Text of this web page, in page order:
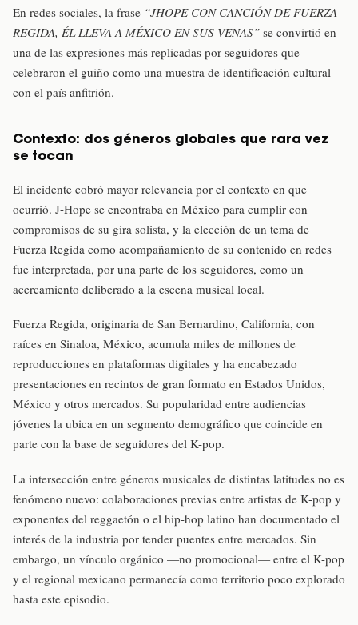
En redes sociales, la frase “JHOPE CON CANCIÓN DE FUERZA
REGIDA, ÉL LLEVA A MÉXICO EN SUS VENAS” se convirtió en
una de las expresiones más replicadas por seguidores que
celebraron el guiño como una muestra de identificación cultural
con el país anfitrión.
Contexto: dos géneros globales que rara vez
se tocan
El incidente cobró mayor relevancia por el contexto en que
ocurrió. J-Hope se encontraba en México para cumplir con
compromisos de su gira solista, y la elección de un tema de
Fuerza Regida como acompañamiento de su contenido en redes
fue interpretada, por una parte de los seguidores, como un
acercamiento deliberado a la escena musical local.
Fuerza Regida, originaria de San Bernardino, California, con
raíces en Sinaloa, México, acumula miles de millones de
reproducciones en plataformas digitales y ha encabezado
presentaciones en recintos de gran formato en Estados Unidos,
México y otros mercados. Su popularidad entre audiencias
jóvenes la ubica en un segmento demográfico que coincide en
parte con la base de seguidores del K-pop.
La intersección entre géneros musicales de distintas latitudes no es
fenómeno nuevo: colaboraciones previas entre artistas de K-pop y
exponentes del reggaetón o el hip-hop latino han documentado el
interés de la industria por tender puentes entre mercados. Sin
embargo, un vínculo orgánico —no promocional— entre el K-pop
y el regional mexicano permanecía como territorio poco explorado
hasta este episodio.